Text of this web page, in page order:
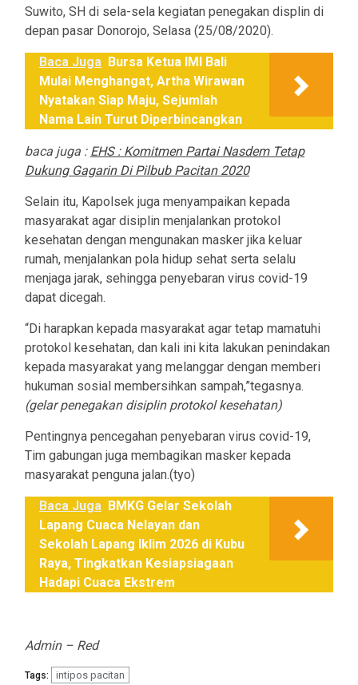
Suwito, SH di sela-sela kegiatan penegakan displin di
depan pasar Donorojo, Selasa (25/08/2020).
Baca Juga Bursa Ketua IMI Bali
Mulai Menghangat, Artha Wirawan
Nyatakan Siap Maju, Sejumlah
Nama Lain Turut Diperbincangkan
baca juga : EHS : Komitmen Partai Nasdem Tetap
Dukung Gagarin Di Pilbub Pacitan 2020
Selain itu, Kapolsek juga menyampaikan kepada
masyarakat agar disiplin menjalankan protokol
kesehatan dengan mengunakan masker jika keluar
rumah, menjalankan pola hidup sehat serta selalu
menjaga jarak, sehingga penyebaran virus covid-19
dapat dicegah.
“Di harapkan kepada masyarakat agar tetap mamatuhi
protokol kesehatan, dan kali ini kita lakukan penindakan
kepada masyarakat yang melanggar dengan memberi
hukuman sosial membersihkan sampah,”tegasnya.
(gelar penegakan disiplin protokol kesehatan)
Pentingnya pencegahan penyebaran virus covid-19,
Tim gabungan juga membagikan masker kepada
masyarakat penguna jalan.(tyo)
Baca Juga BMKG Gelar Sekolah
Lapang Cuaca Nelayan dan
Sekolah Lapang Iklim 2026 di Kubu
Raya, Tingkatkan Kesiapsiagaan
Hadapi Cuaca Ekstrem
Admin – Red
Tags: intipos pacitan